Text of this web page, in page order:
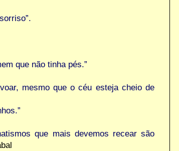
que não tinha pés.”
mesmo que o céu esteja cheio de
que mais devemos recear são